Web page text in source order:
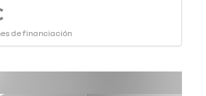
de financiación